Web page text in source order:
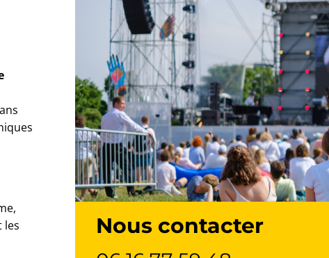
les
Nous contacter